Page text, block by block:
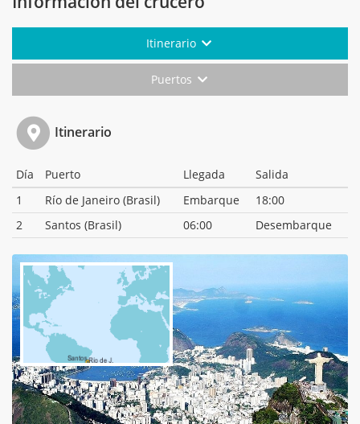
Itinerario
Puertos
Itinerario
Día Puerto Llegada
Salida
1
Río de Janeiro (Brasil) Embarque
18:00
2
Santos (Brasil) 06:00 Desembarque